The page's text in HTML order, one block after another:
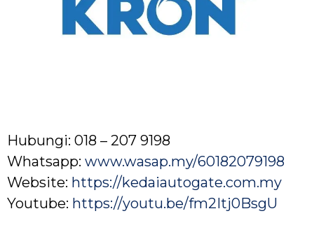
Hubungi: 018 – 207 9198
Whatsapp: www.wasap.my/60182079198
Website: https://kedaiautogate.com.my
Youtube: https://youtu.be/fm2Itj0BsgU